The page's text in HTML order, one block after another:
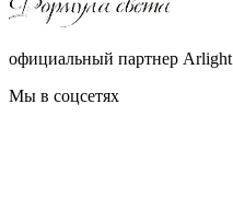
официальный партнер Arlight
Мы в соцсетях